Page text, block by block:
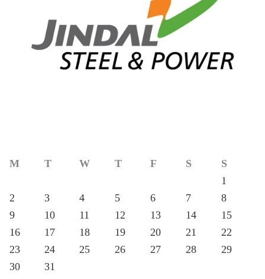
M T W T F S
S
1
2
3 4 5 6 7
8
9
10 11 12 13 14
15
16
17 18 19 20 21
22
23
24 25 26 27 28
29
30
31